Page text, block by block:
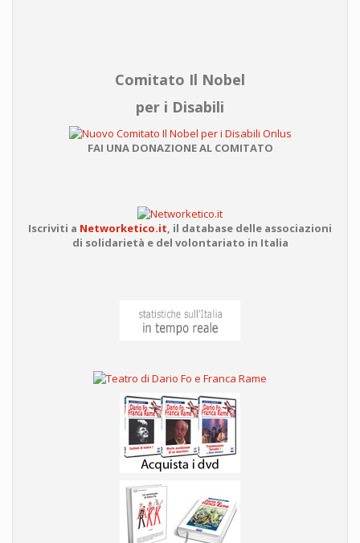
Comitato Il Nobel
per i Disabili
FAI UNA DONAZIONE AL COMITATO
Iscriviti a Networketico.it, il database delle associazioni
di solidarietà e del volontariato in Italia